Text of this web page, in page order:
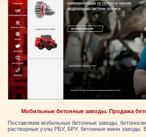
Мобильные бетонные заводы. Продажа
Поставляем мобильные бетонные заводы,
растворные узлы РБУ, БРУ, бетонные мини заводы.